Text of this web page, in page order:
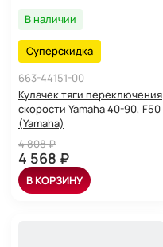
В наличии
Суперскидка
663-44151-00
Кулачек тяги переключения
скорости Yamaha 40-90, F50
(Yamaha)
4 808 ₽
4 568 ₽
В КОРЗИНУ